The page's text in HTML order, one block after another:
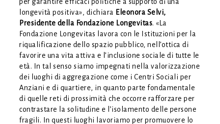
per garantire efficaci politiche a supporto di una
longevità positiva», dichiara Eleonora Selvi,
Presidente della Fondazione Longevitas. «La
Fondazione Longevitas lavora con le Istituzioni per la
riqualificazione dello spazio pubblico, nell’ottica di
favorire una vita attiva e l’inclusione sociale di tutte le
età. In tal senso siamo impegnati nella valorizzazione
dei luoghi di aggregazione come i Centri Sociali per
Anziani e di quartiere, in quanto parte fondamentale
di quelle reti di prossimità che occorre rafforzare per
contrastare la solitudine e l’isolamento delle persone
fragili. In questi luoghi lavoriamo per promuovere lo